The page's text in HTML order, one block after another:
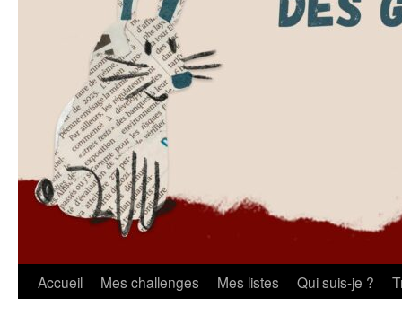
Aller
Accueil Mes challenges Mes listes Qui suis-je ?